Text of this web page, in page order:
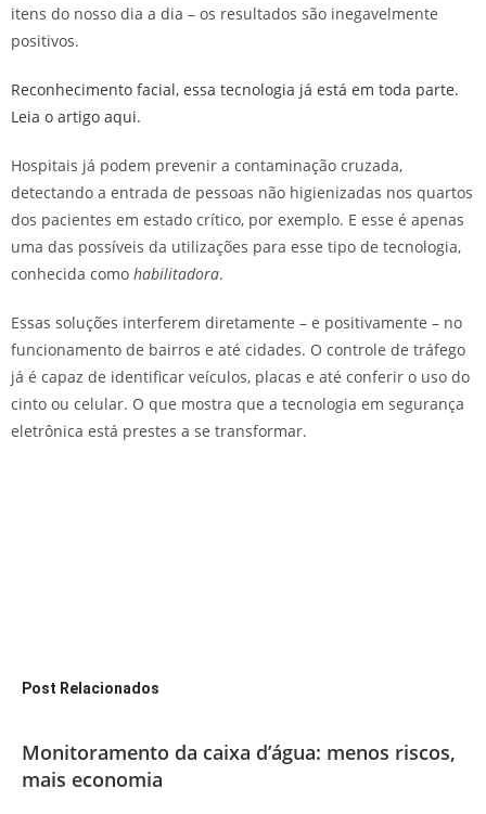
itens do nosso dia a dia – os resultados são inegavelmente
positivos.
Reconhecimento facial, essa tecnologia já está em toda parte.
Leia o artigo aqui.
Hospitais já podem prevenir a contaminação cruzada,
detectando a entrada de pessoas não higienizadas nos quartos
dos pacientes em estado crítico, por exemplo. E esse é apenas
uma das possíveis da utilizações para esse tipo de tecnologia,
conhecida como habilitadora.
Essas soluções interferem diretamente – e positivamente – no
funcionamento de bairros e até cidades. O controle de tráfego
já é capaz de identificar veículos, placas e até conferir o uso do
cinto ou celular. O que mostra que a tecnologia em segurança
eletrônica está prestes a se transformar.
Post Relacionados
Monitoramento da caixa d’água: menos riscos,
mais economia